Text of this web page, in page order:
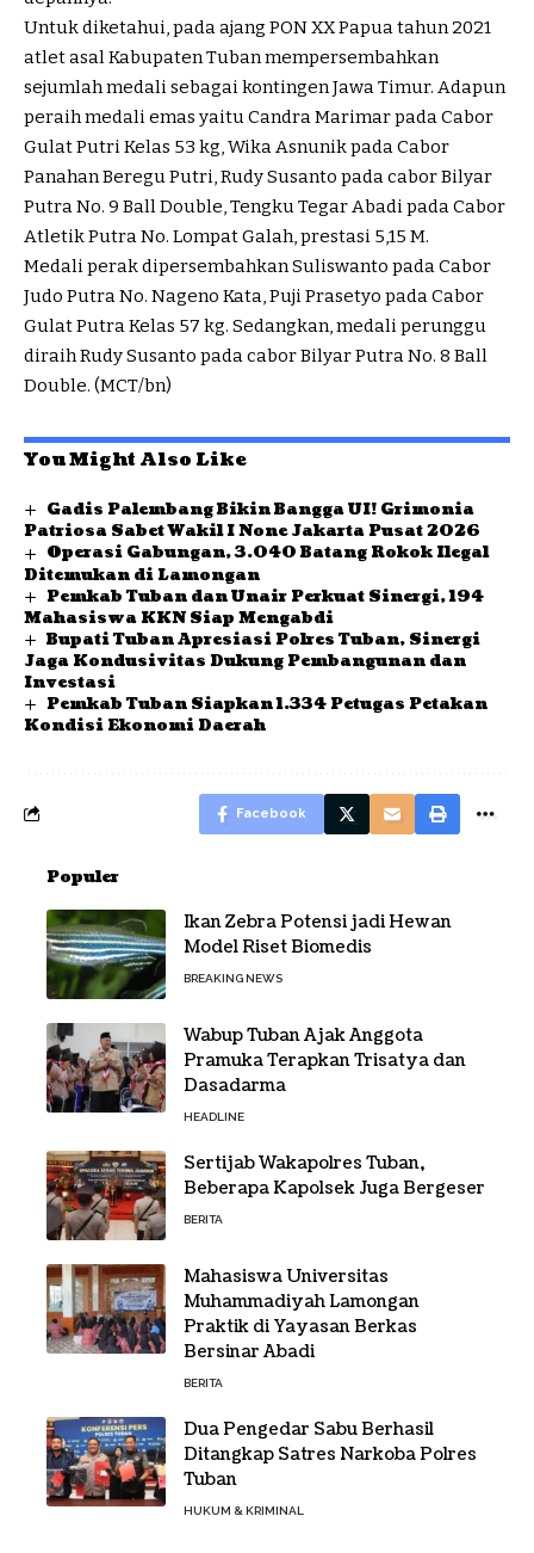
Untuk diketahui, pada ajang PON XX Papua tahun 2021
atlet asal Kabupaten Tuban mempersembahkan
sejumlah medali sebagai kontingen Jawa Timur. Adapun
peraih medali emas yaitu Candra Marimar pada Cabor
Gulat Putri Kelas 53 kg, Wika Asnunik pada Cabor
Panahan Beregu Putri, Rudy Susanto pada cabor Bilyar
Putra No. 9 Ball Double, Tengku Tegar Abadi pada Cabor
Atletik Putra No. Lompat Galah, prestasi 5,15 M.
Medali perak dipersembahkan Suliswanto pada Cabor
Judo Putra No. Nageno Kata, Puji Prasetyo pada Cabor
Gulat Putra Kelas 57 kg. Sedangkan, medali perunggu
diraih Rudy Susanto pada cabor Bilyar Putra No. 8 Ball
Double. (MCT/bn)
You Might Also Like
Gadis Palembang Bikin Bangga UI! Grimonia
Patriosa Sabet Wakil I None Jakarta Pusat 2026
Operasi Gabungan, 3.040 Batang Rokok Ilegal
Ditemukan di Lamongan
Pemkab Tuban dan Unair Perkuat Sinergi, 194
Mahasiswa KKN Siap Mengabdi
Bupati Tuban Apresiasi Polres Tuban, Sinergi
Jaga Kondusivitas Dukung Pembangunan dan
Investasi
Pemkab Tuban Siapkan 1.334 Petugas Petakan
Kondisi Ekonomi Daerah
Facebook
Populer
Ikan Zebra Potensi jadi Hewan
Model Riset Biomedis
BREAKING NEWS
Wabup Tuban Ajak Anggota
Pramuka Terapkan Trisatya dan
Dasadarma
HEADLINE
Sertijab Wakapolres Tuban,
Beberapa Kapolsek Juga Bergeser
BERITA
Mahasiswa Universitas
Muhammadiyah Lamongan
Praktik di Yayasan Berkas
Bersinar Abadi
BERITA
Dua Pengedar Sabu Berhasil
Ditangkap Satres Narkoba Polres
Tuban
HUKUM & KRIMINAL